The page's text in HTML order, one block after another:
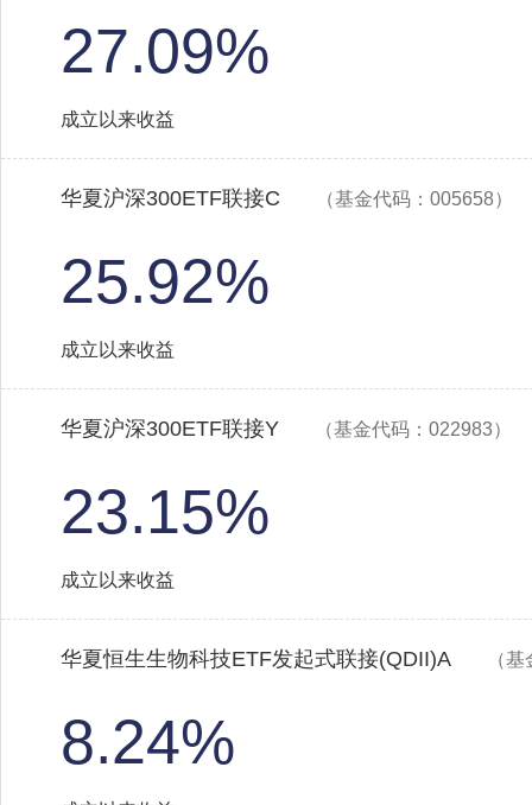
27.09%
成立以来收益
华夏沪深300ETF联接C （基金代码：005658）
25.92%
成立以来收益
华夏沪深300ETF联接Y （基金代码：022983）
23.15%
成立以来收益
华夏恒生生物科技ETF发起式联接(QDII)A （
8.24%